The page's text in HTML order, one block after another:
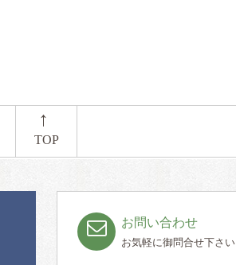
←
TOP
お問い合わせ
お気軽に御問合せ下さい